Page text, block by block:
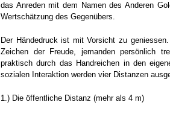
das Anreden mit dem Namen des Anderen
Wertschätzung des Gegenübers.
Der Händedruck ist mit Vorsicht zu
Zeichen der Freude, jemanden persönlich
praktisch durch das Handreichen in den
sozialen Interaktion werden vier Distanzen
1.) Die öffentliche Distanz (mehr als 4 m)